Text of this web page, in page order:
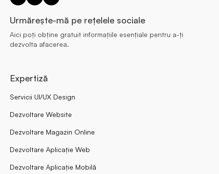
Urmărește-mă pe rețelele sociale
Aici poți obține gratuit informațiile esențiale pentru a-ți
dezvolta afacerea.
Expertiză
Servicii UI/UX Design
Dezvoltare Website
Dezvoltare Magazin Online
Dezvoltare Aplicație Web
Dezvoltare Aplicație Mobilă